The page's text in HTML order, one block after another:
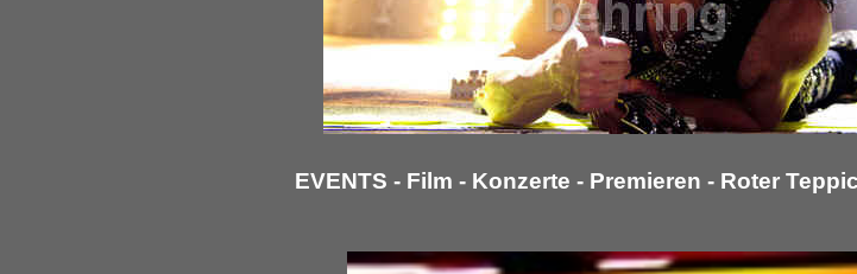
EVENTS - Film - Konzerte - Premieren - Roter